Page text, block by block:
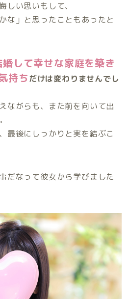
しい思いもして、
な」と思ったこともあったと
婚して幸せな家庭を築き
持ちだけは変わりませんでし
ながらも、また前を向いて出
最後にしっかりと実を結ぶこ
だなって彼女から学びました